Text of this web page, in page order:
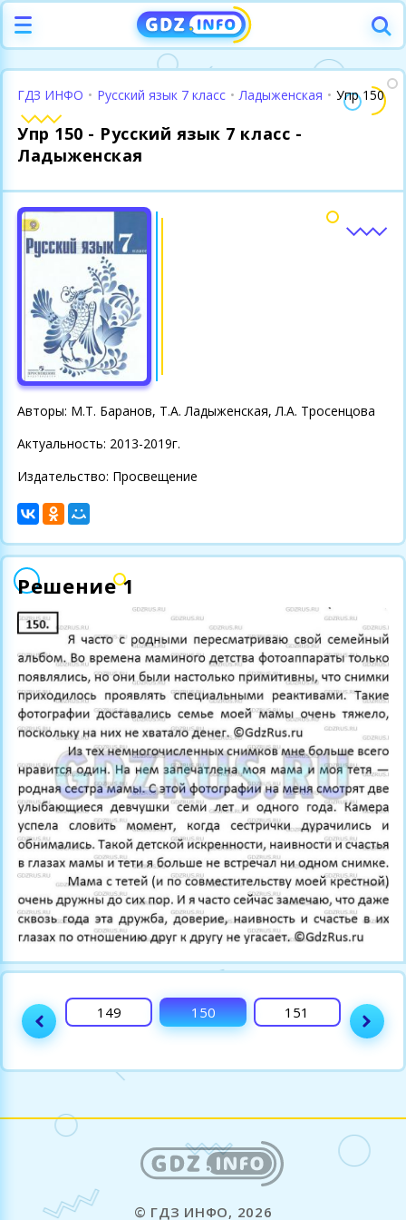
ГДЗ ИНФО • Русский язык 7 класс • Ладыженская • Упр 150
Упр 150 - Русский язык 7 класс -
Ладыженская
Авторы: М.Т. Баранов, Т.А. Ладыженская, Л.А. Тросенцова
Актуальность: 2013-2019г.
Издательство: Просвещение
Решение 1
148 149 150 151 152
© ГДЗ ИНФО, 2026